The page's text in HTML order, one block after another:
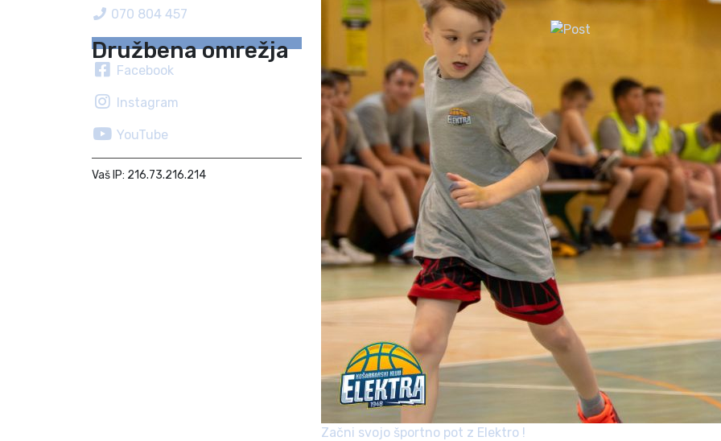
070 804 457
Družbena omrežja
Facebook
Instagram
YouTube
Vaš IP: 216.73.216.214
Začni svojo športno pot z Elektro !
Dan odprtih vrat
23. september, 2026